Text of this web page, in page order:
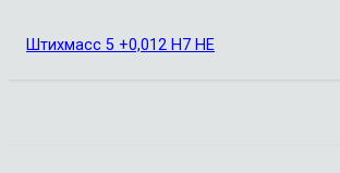
Штихмасс 5 +0,012 Н7 НЕ